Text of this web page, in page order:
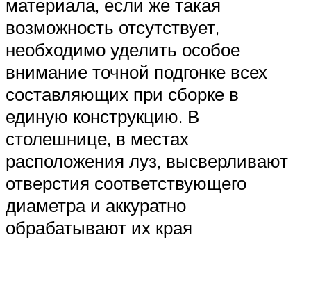
материала, если же такая
возможность отсутствует,
необходимо уделить особое
внимание точной подгонке всех
составляющих при сборке в
единую конструкцию. В
столешнице, в местах
расположения луз, высверливают
отверстия соответствующего
диаметра и аккуратно
обрабатывают их края